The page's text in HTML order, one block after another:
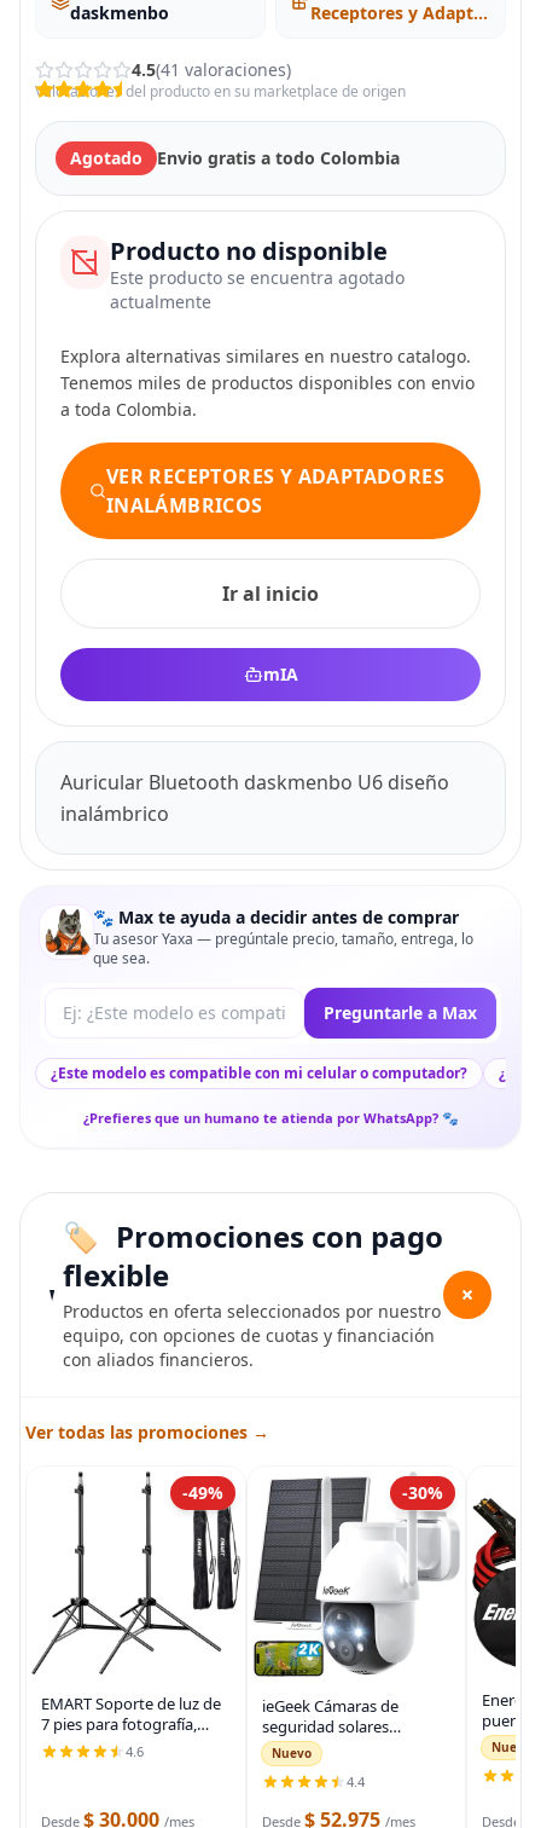
daskmenbo Receptores y Adaptadores Inalámbricos
4.5(41 valoraciones)
Valoraciones del producto en su marketplace de origen
Agotado Envio gratis a todo Colombia
Producto no disponible
Este producto se encuentra agotado
actualmente
Explora alternativas similares en nuestro catalogo.
Tenemos miles de productos disponibles con envio
a toda Colombia.
VER RECEPTORES Y ADAPTADORES
INALÁMBRICOS
Ir al inicio
mIA
Auricular Bluetooth daskmenbo U6 diseño
inalámbrico
🐾 Max te ayuda a decidir antes de comprar
Tu asesor Yaxa — pregúntale precio, tamaño, entrega, lo
que sea.
Tu pregunta a Max Preguntarle a Max
¿Este modelo es compatible con mi celular o computador?
¿Prefieres que un humano te atienda por WhatsApp? 🐾
Promociones con pago
flexible
Productos en oferta seleccionados por nuestro
equipo, con opciones de cuotas y financiación
con aliados financieros.
+
Ver todas las promociones →
-49%
EMART Soporte de luz de
7 pies para fotografía,
soporte de trípode
portátil para fotos y
4.6
Desde $ 30.000 /mes
-30%
ieGeek Cámaras de
seguridad solares
inalámbricas para
exteriores, cámara WiFi 2K
para sistema de
seguridad del hogar,
Nuevo
4.4
Desde $ 52.975 /mes
puente
auto,
para
bolsa
Nuevo
Desde